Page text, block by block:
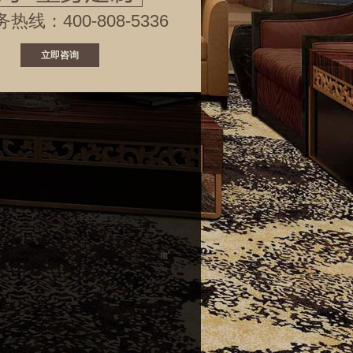
热线： 400-808-5336
立即咨询